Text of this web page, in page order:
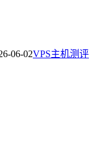
06-02VPS主机测评